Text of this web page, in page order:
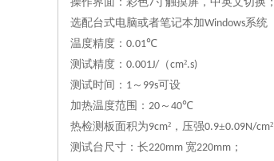
7
选配台式电脑或者笔记本加Windows系统
温度精度： 0.01℃
测试精度： 0.001J/（cm².s)
测试时间： 1 ～ 99s可设
加热温度范围： 20 ～ 40℃
热检测板面积为9cm²，压强0.9±0.09N/cm²
测试台尺寸：长220mm 宽220mm ；